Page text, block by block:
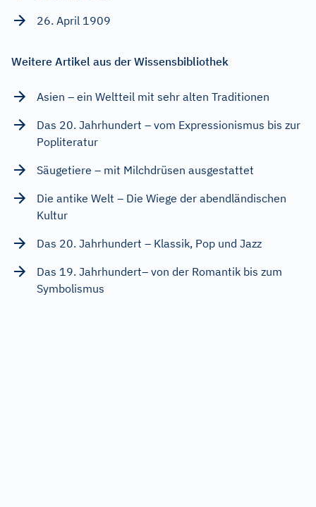
26. April 1909
Weitere Artikel aus der Wissensbibliothek
Asien – ein Weltteil mit sehr alten Traditionen
Das 20. Jahrhundert – vom Expressionismus bis zur
Popliteratur
Säugetiere – mit Milchdrüsen ausgestattet
Die antike Welt – Die Wiege der abendländischen
Kultur
Das 20. Jahrhundert – Klassik, Pop und Jazz
Das 19. Jahrhundert– von der Romantik bis zum
Symbolismus